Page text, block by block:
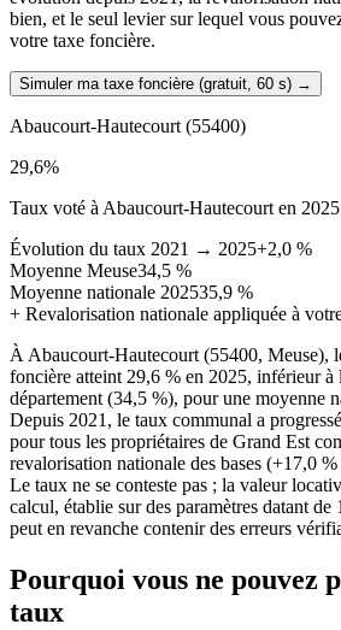
bien, et le seul levier sur lequel vous
votre taxe foncière.
Simuler ma taxe foncière (gratuit, 60 s) →
Abaucourt-Hautecourt (55400)
29,6%
Taux voté à Abaucourt-Hautecourt en 2025
Évolution du taux 2021 → 2025+2,0 %
Moyenne Meuse34,5 %
Moyenne nationale 202535,9 %
+ Revalorisation nationale appliquée à
À Abaucourt-Hautecourt (55400, Meuse),
foncière atteint 29,6 % en 2025, inférieur à
département (34,5 %), pour une moyenne
Depuis 2021, le taux communal a
pour tous les propriétaires de Grand Est
revalorisation nationale des bases (+17,0
Le taux ne se conteste pas ; la valeur
calcul, établie sur des paramètres datant de
peut en revanche contenir des erreurs
Pourquoi vous ne pouvez
taux